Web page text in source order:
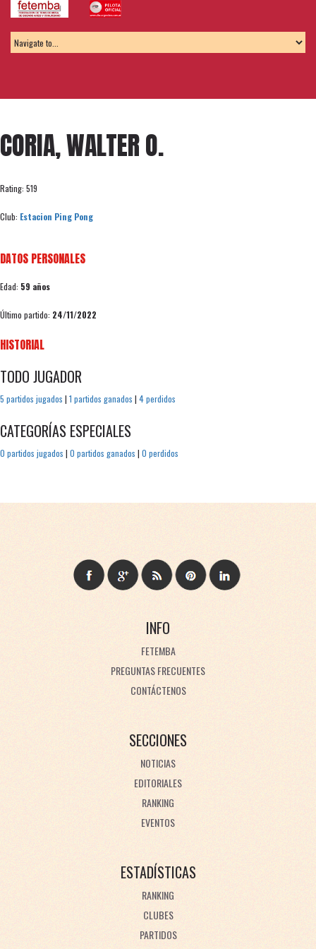
CORIA, WALTER O.
Rating: 519
Club: Estacion Ping Pong
DATOS PERSONALES
Edad: 59 años
Último partido: 24/11/2022
HISTORIAL
TODO JUGADOR
5 partidos jugados | 1 partidos ganados | 4 perdidos
CATEGORÍAS ESPECIALES
0 partidos jugados | 0 partidos ganados | 0 perdidos
INFO
FETEMBA
PREGUNTAS FRECUENTES
CONTÁCTENOS
SECCIONES
NOTICIAS
EDITORIALES
RANKING
EVENTOS
ESTADÍSTICAS
RANKING
CLUBES
PARTIDOS